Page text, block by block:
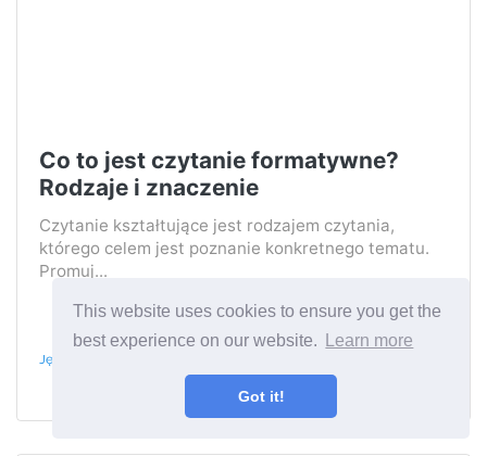
This website uses cookies to ensure you get the
best experience on our website.
Learn more
Got it!
Co to jest czytanie formatywne?
Rodzaje i znaczenie
Czytanie kształtujące jest rodzajem czytania,
którego celem jest poznanie konkretnego tematu.
Promuj...
Język I Literatura